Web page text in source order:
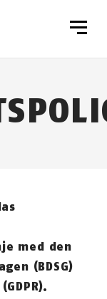
med den
(BDSG)